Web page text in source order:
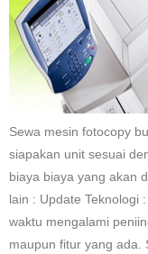
Sewa mesin fotocopy
siapakan unit sesuai
biaya biaya yang akan
lain : Update Teknologi
waktu mengalami
maupun fitur yang ada.